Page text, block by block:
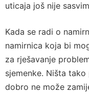
uticaja još nije
Kada se radi o
namirnica koja bi
za rješavanje
sjemenke. Ništa
dobro ne može